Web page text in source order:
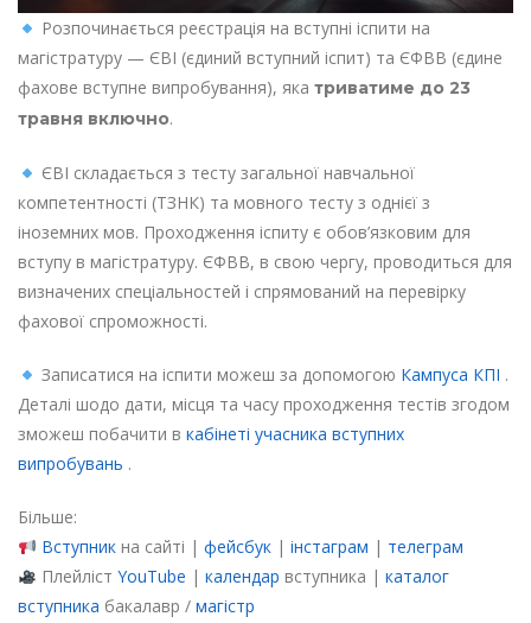
Розпочинається реєстрація на вступні іспити на
магістратуру — ЄВІ (єдиний вступний іспит) та ЄФВВ (єдине
фахове вступне випробування), яка триватиме до 23
травня включно.
ЄВІ складається з тесту загальної навчальної
компетентності (ТЗНК) та мовного тесту з однієї з
іноземних мов. Проходження іспиту є обов’язковим для
вступу в магістратуру. ЄФВВ, в свою чергу, проводиться для
визначених спеціальностей і спрямований на перевірку
фахової спроможності.
Записатися на іспити можеш за допомогою Кампуса КПІ .
Деталі шодо дати, місця та часу проходження тестів згодом
зможеш побачити в кабінеті учасника вступних
випробувань .
Більше:
Вступникна сайті | фейсбук| інстаграм | телеграм
Плейліст YouTube | календар вступника | каталог
вступника бакалавр / магістр